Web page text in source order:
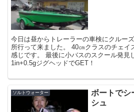
今日は昼からトレーラーの車検にクルー
所行って来ました。 40㎝クラスのチェイ
感じです。 最後に小バスのスクール発見
1in+0.5gジグヘッドでGET！
ソルトウォーター
ボートでシ
シュ